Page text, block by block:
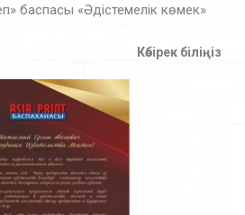
баспасы «Әдістемелік көмек»
Көбірек біліңіз